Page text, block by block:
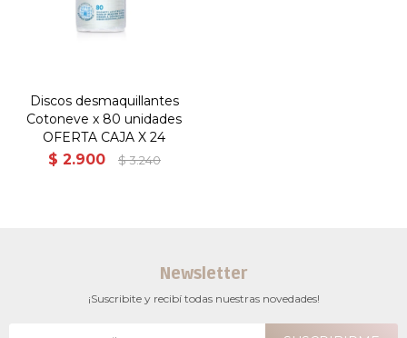
Discos desmaquillantes
Cotoneve x 80 unidades
OFERTA CAJA X 24
$ 2.900 $ 3.240
Newsletter
¡Suscribite y recibí todas nuestras novedades!